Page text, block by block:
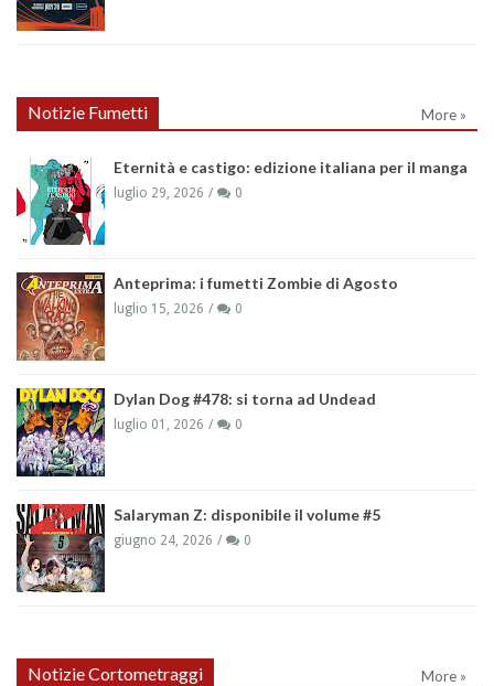
Notizie Fumetti More »
Eternità e castigo: edizione italiana per il manga
luglio 29, 2026 0
Anteprima: i fumetti Zombie di Agosto
luglio 15, 2026 0
Dylan Dog #478: si torna ad Undead
luglio 01, 2026 0
Salaryman Z: disponibile il volume #5
giugno 24, 2026 0
Notizie Cortometraggi More »